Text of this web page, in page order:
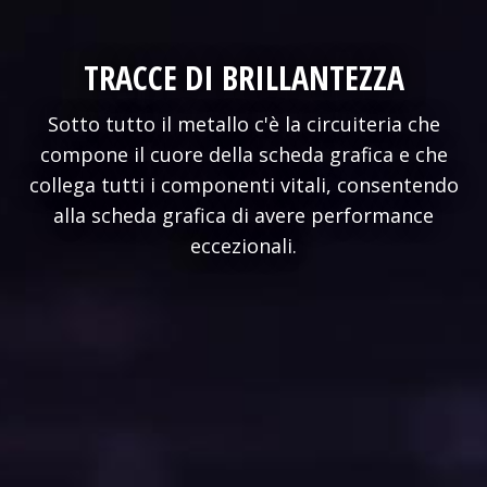
TRACCE DI BRILLANTEZZA
Sotto tutto il metallo c'è la circuiteria che
compone il cuore della scheda grafica e che
collega tutti i componenti vitali, consentendo
alla scheda grafica di avere performance
eccezionali.